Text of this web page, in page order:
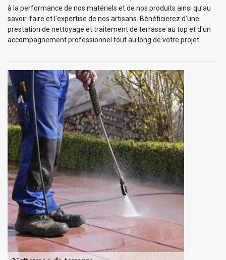
à la performance de nos matériels et de nos produits ainsi qu’au
savoir-faire et l’expertise de nos artisans. Bénéficierez d’une
prestation de nettoyage et traitement de terrasse au top et d'un
accompagnement professionnel tout au long de votre projet.